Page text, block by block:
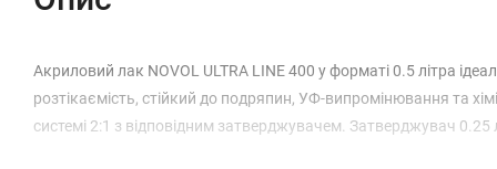
Акриловий лак NOVOL ULTRA LINE 400 у форматі 0.5 літра
розтікаємість, стійкий до подряпин, УФ-випромінювання та
системі 2:1 з відповідним затверджувачем. Затверджувач 0.25